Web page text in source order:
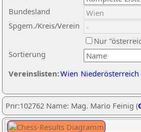
Sortierung
Bundesland
Spgem./Kreis/Verein
Nur
Vereinslisten:Wien Niederösterreich
Pnr:102762 Name: Mag. Mario Feinig (